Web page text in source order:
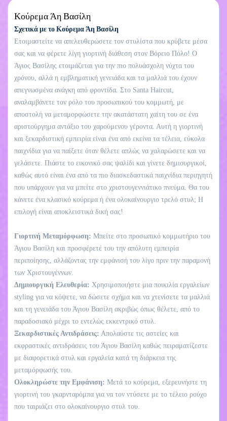
Κούρεμα Άη Βασίλη
Σχετικά με το Κούρεμα Άη Βασίλη
Ετοιμαστείτε να απελευθερώσετε τον στυλίστα που κρύβετε μέσα
σας και να φέρετε λίγη γιορτινή διάθεση στον Βόρειο Πόλο! Ο
Άγιος Βασίλης ετοιμάζεται για την πιο πολυάσχολη νύχτα του
χρόνου, αλλά η εμβληματική γενειάδα και τα μαλλιά του έχουν
απεγνωσμένα ανάγκη από φροντίδα. Στο Santa Haircut,
αναλαμβάνετε τον ρόλο του προσωπικού του κομμωτή, με
αποστολή να μεταμορφώσετε την ακατάστατη χαίτη του σε ένα
αριστούργημα αντάξιο του χαρούμενου γέροντα. Αυτή η γιορτινή
και ξεκαρδιστική εμπειρία είναι ένα από εκείνα τα τέλεια, εύκολα
παιχνίδια για να παίξετε όταν θέλετε απλώς να χαλαρώσετε και να
γελάσετε. Πιάστε το εικονικό σας ψαλίδι και γίνετε δημιουργικοί,
καθώς αυτό είναι ένα από τα πιο διασκεδαστικά παιχνίδια περιηγητή
που υπάρχουν για να μπείτε στο χριστουγεννιάτικο πνεύμα. Θα του
κάνετε ένα κλασικό κούρεμα ή ένα ολοκαίνουργιο τρελό στυλ; Η
επιλογή είναι αποκλειστικά δική σας!
Γιορτινή Μεταμόρφωση: Μπείτε στο προσωπικό κομμωτήριο του
Άγιου Βασίλη και προσφέρετέ του την απόλυτη εμπειρία
περιποίησης, αλλάζοντας την εμφάνισή του λίγο πριν την παραμονή
των Χριστουγέννων.
Δημιουργική Ελευθερία: Χρησιμοποιήστε μια ποικιλία εργαλείων
styling για να κόψετε, να δώσετε σχήμα και να χτενίσετε τα μαλλιά
και τη γενειάδα του Άγιου Βασίλη ακριβώς όπως θέλετε, από το
παραδοσιακό μέχρι το εντελώς εκκεντρικό στυλ.
Ξεκαρδιστικές Αντιδράσεις: Απολαύστε τις αστείες και
εκφραστικές αντιδράσεις του Άγιου Βασίλη καθώς πειραματίζεστε
με διαφορετικά στυλ και εργαλεία κατά τη διάρκεια της
μεταμόρφωσής του.
Ολοκληρώστε την Εμφάνιση: Μετά το κούρεμα, εξερευνήστε τη
γιορτινή του γκαρνταρόμπα για να τον ντύσετε με το τέλειο ρούχο
που ταιριάζει στο ολοκαίνουργιο στυλ του.